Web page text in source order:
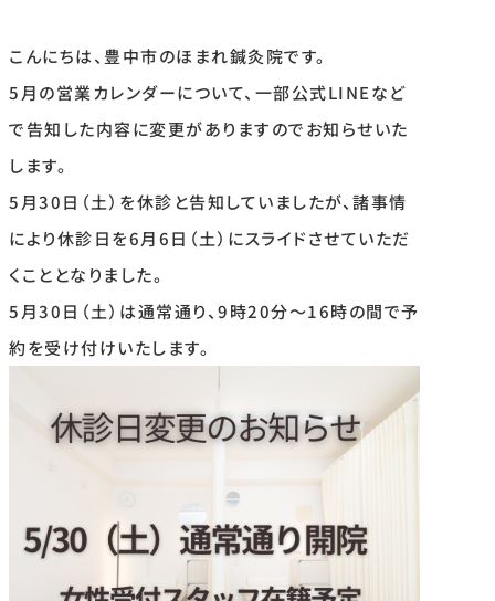
こんにちは、豊中市のほまれ鍼灸院です。
5月の営業カレンダーについて、一部公式LINEなど
で告知した内容に変更がありますのでお知らせいた
します。
5月30日（土）を休診と告知していましたが、諸事情
により休診日を6月6日（土）にスライドさせていただ
くこととなりました。
5月30日（土）は通常通り、9時20分〜16時の間で予
約を受け付けいたします。